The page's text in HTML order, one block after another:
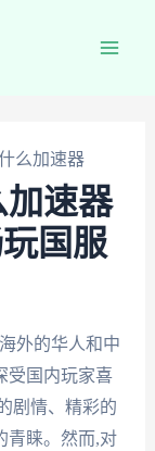
么加速器
加速器
国服
外的华人和中
受国内玩家喜
剧情、精彩的
青睐。然而,对